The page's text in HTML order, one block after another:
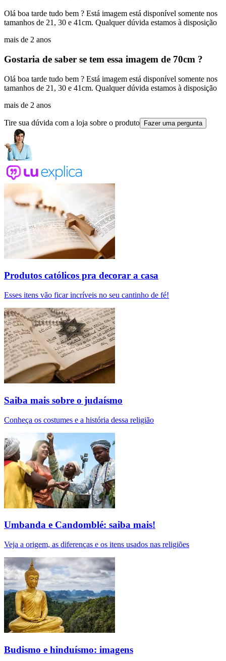
Olá boa tarde tudo bem ? Está imagem está disponível somente nos
tamanhos de 21, 30 e 41cm. Qualquer dúvida estamos à disposição
mais de 2 anos
Gostaria de saber se tem essa imagem de 70cm ?
Olá boa tarde tudo bem ? Está imagem está disponível somente nos
tamanhos de 21, 30 e 41cm. Qualquer dúvida estamos à disposição
mais de 2 anos
Tire sua dúvida com a loja sobre o produto Fazer uma pergunta
Produtos católicos pra decorar a casa
Esses itens vão ficar incríveis no seu cantinho de fé!
Saiba mais sobre o judaísmo
Conheça os costumes e a história dessa religião
Umbanda e Candomblé: saiba mais!
Veja a origem, as diferenças e os itens usados nas religiões
Budismo e hinduísmo: imagens